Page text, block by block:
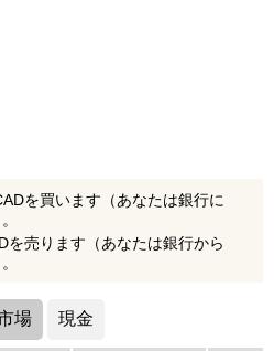
を買います（あなたは銀行に
を売ります（あなたは銀行から
場 現金